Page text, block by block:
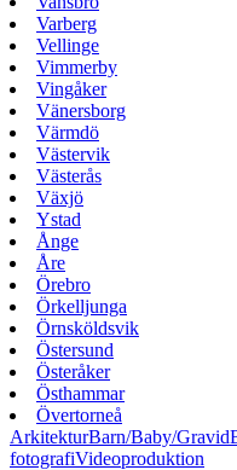
Varberg
Vellinge
Vimmerby
Vingåker
Vänersborg
Värmdö
Västervik
Västerås
Växjö
Ystad
Ånge
Åre
Örebro
Örkelljunga
Örnsköldsvik
Östersund
Österåker
Östhammar
Övertorneå
ArkitekturBarn/Baby/Gravid
fotografiVideoproduktion